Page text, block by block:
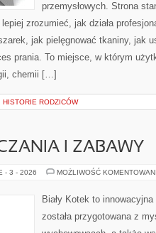
przemysłowych. Strona
zrozumieć, jak działa
jak pielęgnować tkaniny, jak
prania. To miejsce, w którym
chemii […]
HISTORIE RODZICÓW
I ZABAWY
- 3 - 2026 MOŻLIWOŚĆ
Biały Kotek to
została przygotowana z